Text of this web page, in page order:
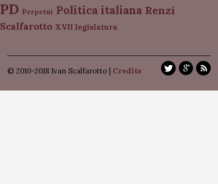
PD Perpetui Politica italiana Renzi
Scalfarotto XVII legislatura
© 2010-2018 Ivan Scalfarotto | Credits